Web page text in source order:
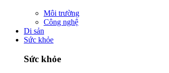
Môi trường
Công nghệ
Di sản
Sức khỏe
Sức khỏe